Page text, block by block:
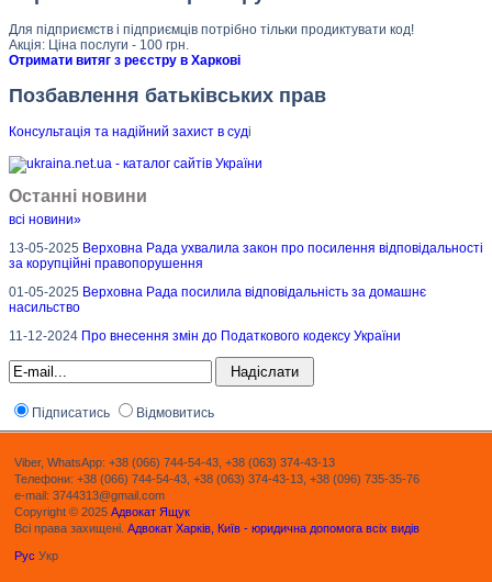
Для підприємств і підприємців потрібно тільки продиктувати код!
Акція: Ціна послуги - 100 грн.
Отримати витяг з реєстру в Харкові
Позбавлення батьківських прав
Консультація та надійний захист в суді
Останні новини
всі новини»
13-05-2025 Верховна Рада ухвалила закон про посилення відповідальності
за корупційні правопорушення
01-05-2025 Верховна Рада посилила відповідальність за домашнє
насильство
11-12-2024 Про внесення змін до Податкового кодексу України
Підписатись Відмовитись
Viber, WhatsApp: +38 (066) 744-54-43, +38 (063) 374-43-13
Телефони: +38 (066) 744-54-43, +38 (063) 374-43-13, +38 (096) 735-35-76
e-mail: 3744313@gmail.com
Copyright © 2025 Адвокат Ящук
Всі права захищені. Адвокат Харків, Київ - юридична допомога всіх видів
Рус Укр